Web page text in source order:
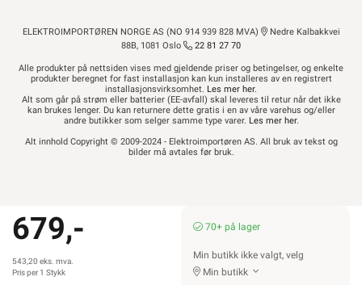
ELEKTROIMPORTØREN NORGE AS (NO 914 939 828 MVA)
Nedre Kalbakkvei
88B, 1081 Oslo
22 81 27 70
Alle produkter på nettsiden vises med gjeldende priser og betingelser, og enkelte
produkter beregnet for fast installasjon kan kun installeres av en registrert
installasjonsvirksomhet. Les mer her.
Alt som går på strøm eller batterier (EE-avfall) skal leveres til retur når det ikke
kan brukes lenger. Du kan returnere dette gratis i en av våre varehus og/eller
andre butikker som selger samme type varer. Les mer her.
Alt innhold Copyright © 2009-2024 - Elektroimportøren AS. All bruk av tekst og
bilder må avtales før bruk.
679,-
543,20 eks. mva.
Pris per 1 Stykk
70+ på lager
Min butikk ikke valgt, velg
Min butikk